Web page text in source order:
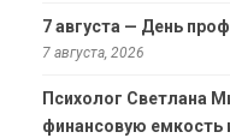
7 августа — День
7 августа, 2026
Психолог Светлана
финансовую емкость